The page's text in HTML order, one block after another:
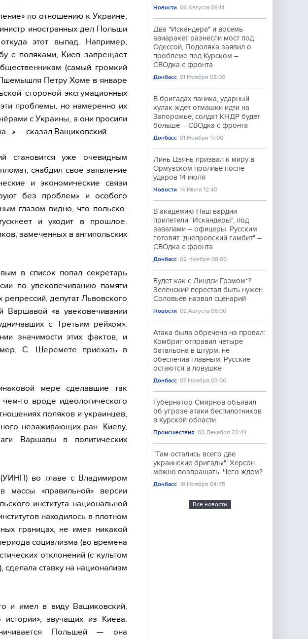
по отношению к Украине,
иностранных дел Польши
этот выпад. Например,
с поляками, Киев запрещает
(самый громкий
Петру Хоме в январе
стороной эксгумационных
проблемы, но намеренно их
с Украины, а они просили
— сказал Ващиковский.
становится уже очевидным
снабдил своё заявление
и экономические связи
без проблем» и особого
глазом видно, что польско-
и уходит в прошлое.
замеченных в антипольских
в список попал секретарь
по увековечиванию памяти
депутат Львовского
Варшавой «в увековечивании
с Третьим рейхом».
значимости этих фактов, и
С. Шеремете приехать в
мере сделавшие так
то вроде идеологического
поляков и украинцев,
незаживающих ран. Киеву,
Варшавы в политических
(УИНП) во главе с Владимиром
массы «правильной» версии
института национальной
находилось в плотном
границах, не имея никакой
социализма (во времена
отклонений (с культом
ставку на национализм
и имел в виду Ващиковский,
звучащих из Киева.
Польшей — она
Новости 06 Августа 06:14
Два "Искандера" и восемь
авиаракет разнесли мост под
Одессой, Подоляка заявил о
проблеме под Курском –
СВОдка с фронта
Донбасс 01 Ноября 08:00
В бригадах паника, ударный
кулак ждет отмашки идти на
Запорожье, солдат КНДР будет
больше – СВОдка с фронта
Донбасс 01 Ноября 17:00
Линь Цзянь призвал к миру в
Ормузском проливе после
ударов 14 июля
Новости 14 Июля 12:40
В академию Нацгвардии
прилетели "Искандеры", под
завалами – офицеры. Русским
готовят "днепровский гамбит" –
СВОдка с фронта
Донбасс 02 Ноября 08:00
Будет как с Линдси Грэмом*?
Зеленский перестал быть нужен.
Соловьёв назвал сценарий
Новости 02 Августа 06:00
Атака была обречена на провал:
Комбриг отправил четыре
батальона в штурм, не
обеспечив главным. Русские
остаются в ловушке
Донбасс 07 Ноября 03:00
Губернатор Смирнов объявил
об угрозе атаки беспилотников
в Курской области
Происшествия 03 Декабря 22:44
"Там остались всего две
украинские бригады": Херсон
можно возвращать. Чего ждём?
Донбасс 18 Ноября 04:35
Все новости